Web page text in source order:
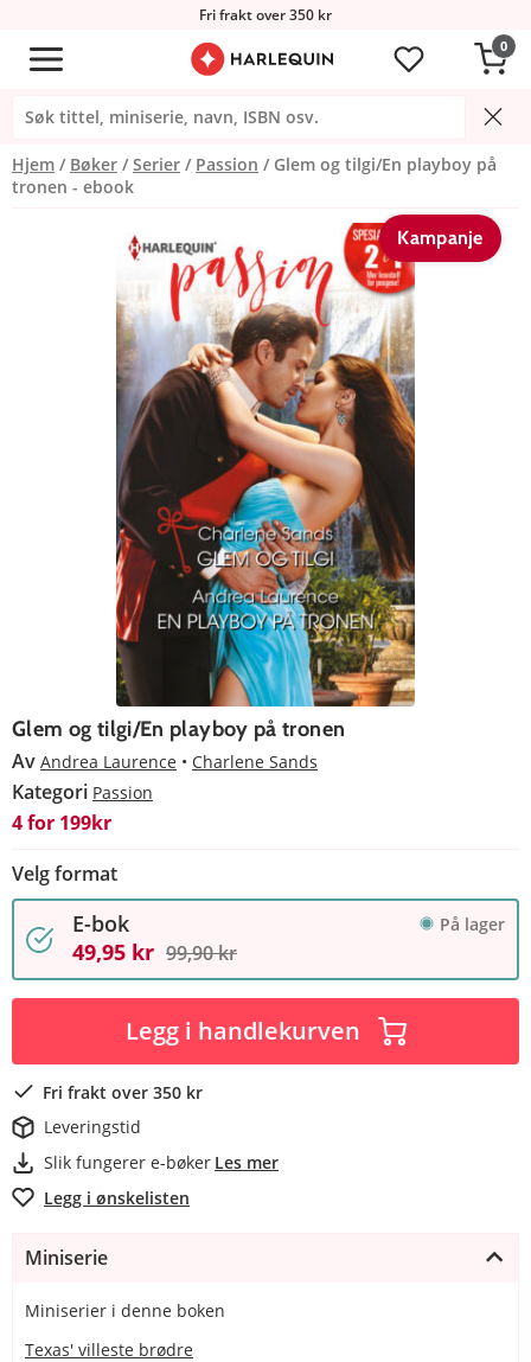
Fri frakt over 350 kr
0
Hjem Bøker Serier Passion
Glem og tilgi/En playboy på
tronen - ebook
Kampanje
Glem og tilgi/En playboy på tronen
Av Andrea Laurence Charlene Sands
Kategori Passion
4 for 199kr
Velg format
E-bok På lager
49,95 kr 99,90 kr
Legg i handlekurven
Fri frakt over 350 kr
Leveringstid
Slik fungerer e-bøker Les mer
Legg i ønskelisten
Miniserie
Miniserier i denne boken
Texas' villeste brødre